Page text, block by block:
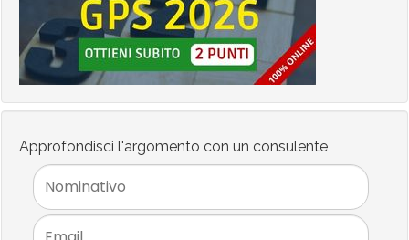
Approfondisci l'argomento con un consulente